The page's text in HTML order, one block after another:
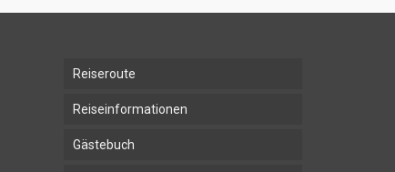
Reiseroute
Reiseinformationen
Gästebuch